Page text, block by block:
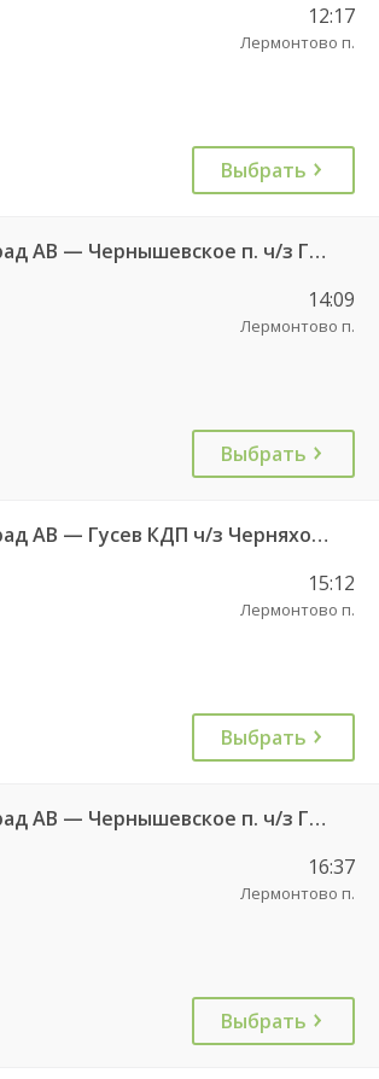
12:17
Лермонтово п.
Выбрать
583 Калининград АВ — Чернышевское п. ч/з Гвардейск КДП, Черняховск АС
14:09
Лермонтово п.
Выбрать
580 Калининград АВ — Гусев КДП ч/з Черняховск АС
15:12
Лермонтово п.
Выбрать
583 Калининград АВ — Чернышевское п. ч/з Гвардейск КДП, Черняховск АС
16:37
Лермонтово п.
Выбрать